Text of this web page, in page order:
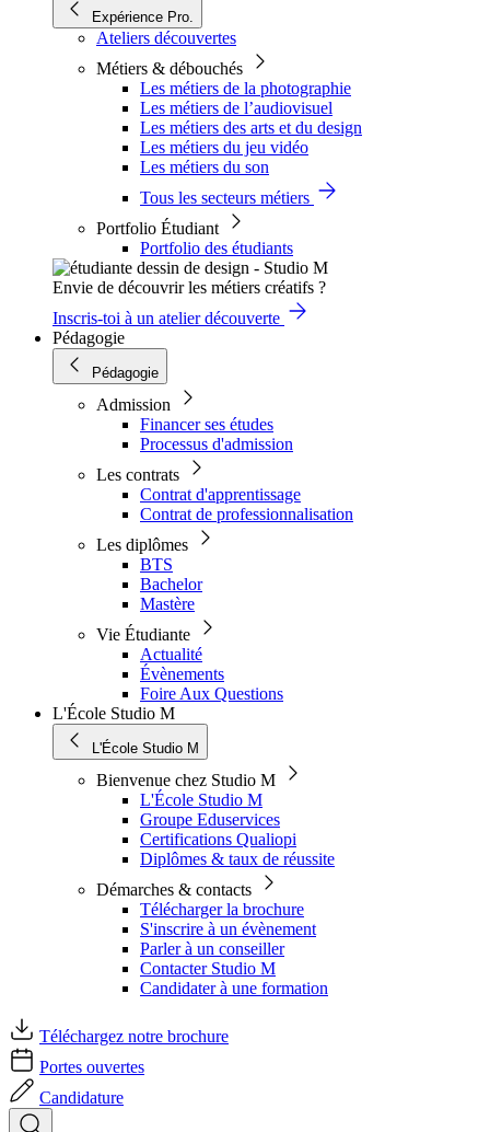
Expérience Pro.
Ateliers découvertes
Métiers & débouchés
Les métiers de la photographie
Les métiers de l’audiovisuel
Les métiers des arts et du design
Les métiers du jeu vidéo
Les métiers du son
Tous les secteurs métiers
Portfolio Étudiant
Portfolio des étudiants
Envie de découvrir les métiers créatifs ?
Inscris-toi à un atelier découverte
Pédagogie
Pédagogie
Admission
Financer ses études
Processus d'admission
Les contrats
Contrat d'apprentissage
Contrat de professionnalisation
Les diplômes
BTS
Bachelor
Mastère
Vie Étudiante
Actualité
Évènements
Foire Aux Questions
L'École Studio M
L'École Studio M
Bienvenue chez Studio M
L'École Studio M
Groupe Eduservices
Certifications Qualiopi
Diplômes & taux de réussite
Démarches & contacts
Télécharger la brochure
S'inscrire à un évènement
Parler à un conseiller
Contacter Studio M
Candidater à une formation
Téléchargez notre brochure
Portes ouvertes
Candidature